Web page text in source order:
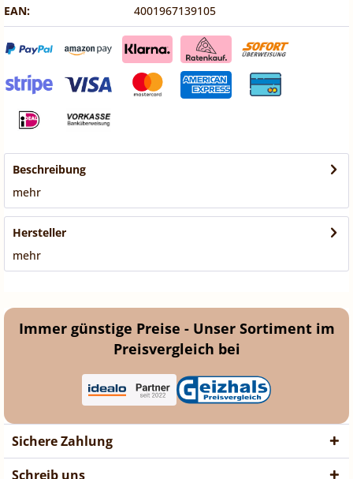
EAN:
4001967139105
Beschreibung
mehr
Hersteller
mehr
Immer günstige Preise - Unser Sortiment im
Preisvergleich bei
Sichere Zahlung
Schreib uns